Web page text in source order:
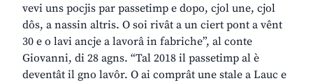
vevi uns pocjis par passetimp e dopo, cjol une, cjol
dôs, a nassin altris. O soi rivât a un ciert pont a vênt
30 e o lavi ancje a lavorâ in fabriche”, al conte
Giovanni, di 28 agns. “Tal 2018 il passetimp al è
deventât il gno lavôr. O ai comprât une stale a Lauc e